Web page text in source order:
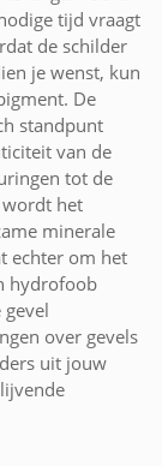
tijd vraagt
de schilder
je wenst, kun
De
standpunt
van de
tot de
wordt het
minerale
echter om het
hydrofoob
over gevels
uit jouw